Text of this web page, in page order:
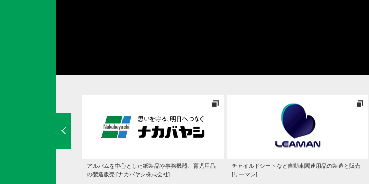
アルバムを中心とした紙製品や事務機器、育児用品
の製造販売 [ナカバヤシ株式会社]
チャイルドシートなど自動車関連用品の製造と販売
[リーマン]